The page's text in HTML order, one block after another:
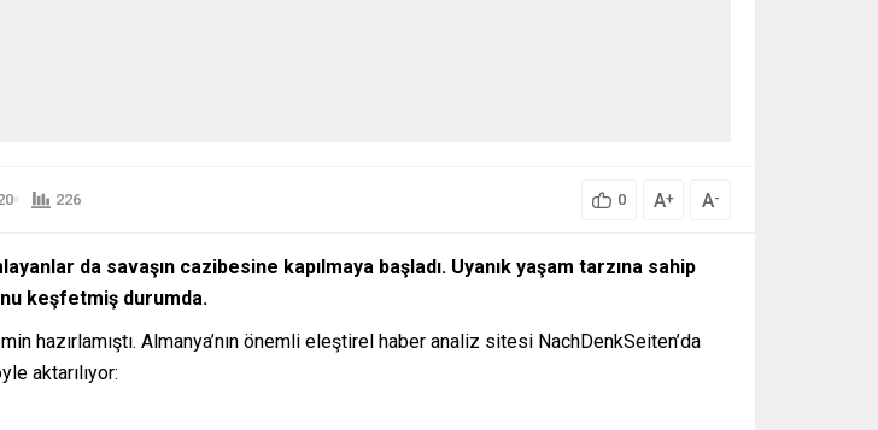
226 0 A+ A-
da savaşın cazibesine kapılmaya başladı. Uyanık yaşam tarzına sahip
keşfetmiş durumda.
hazırlamıştı. Almanya’nın önemli eleştirel haber analiz sitesi NachDenkSeiten’da
aktarılıyor: